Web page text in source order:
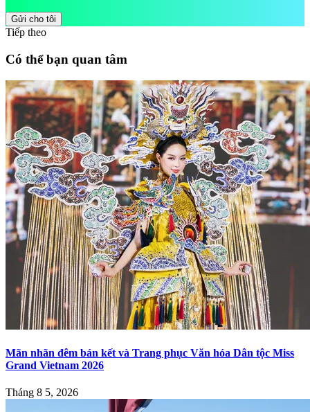
Gửi cho tôi
Tiếp theo
Có thể bạn quan tâm
Mãn nhãn đêm bán kết và Trang phục Văn hóa Dân tộc Miss
Grand Vietnam 2026
Tháng 8 5, 2026